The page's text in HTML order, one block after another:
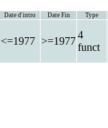
Date d'intro Date Fin Type
<=1977 >=1977
4
funct